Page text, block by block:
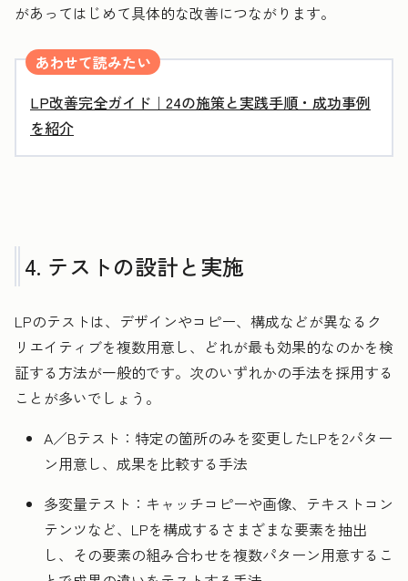
があってはじめて具体的な改善につながります。
あわせて読みたい
LP改善完全ガイド｜24の施策と実践手順・成功事例
を紹介
4. テストの設計と実施
LPのテストは、デザインやコピー、構成などが異なるク
リエイティブを複数用意し、どれが最も効果的なのかを検
証する方法が一般的です。次のいずれかの手法を採用する
ことが多いでしょう。
A／Bテスト：特定の箇所のみを変更したLPを2パター
ン用意し、成果を比較する手法
多変量テスト：キャッチコピーや画像、テキストコン
テンツなど、LPを構成するさまざまな要素を抽出
し、その要素の組み合わせを複数パターン用意するこ